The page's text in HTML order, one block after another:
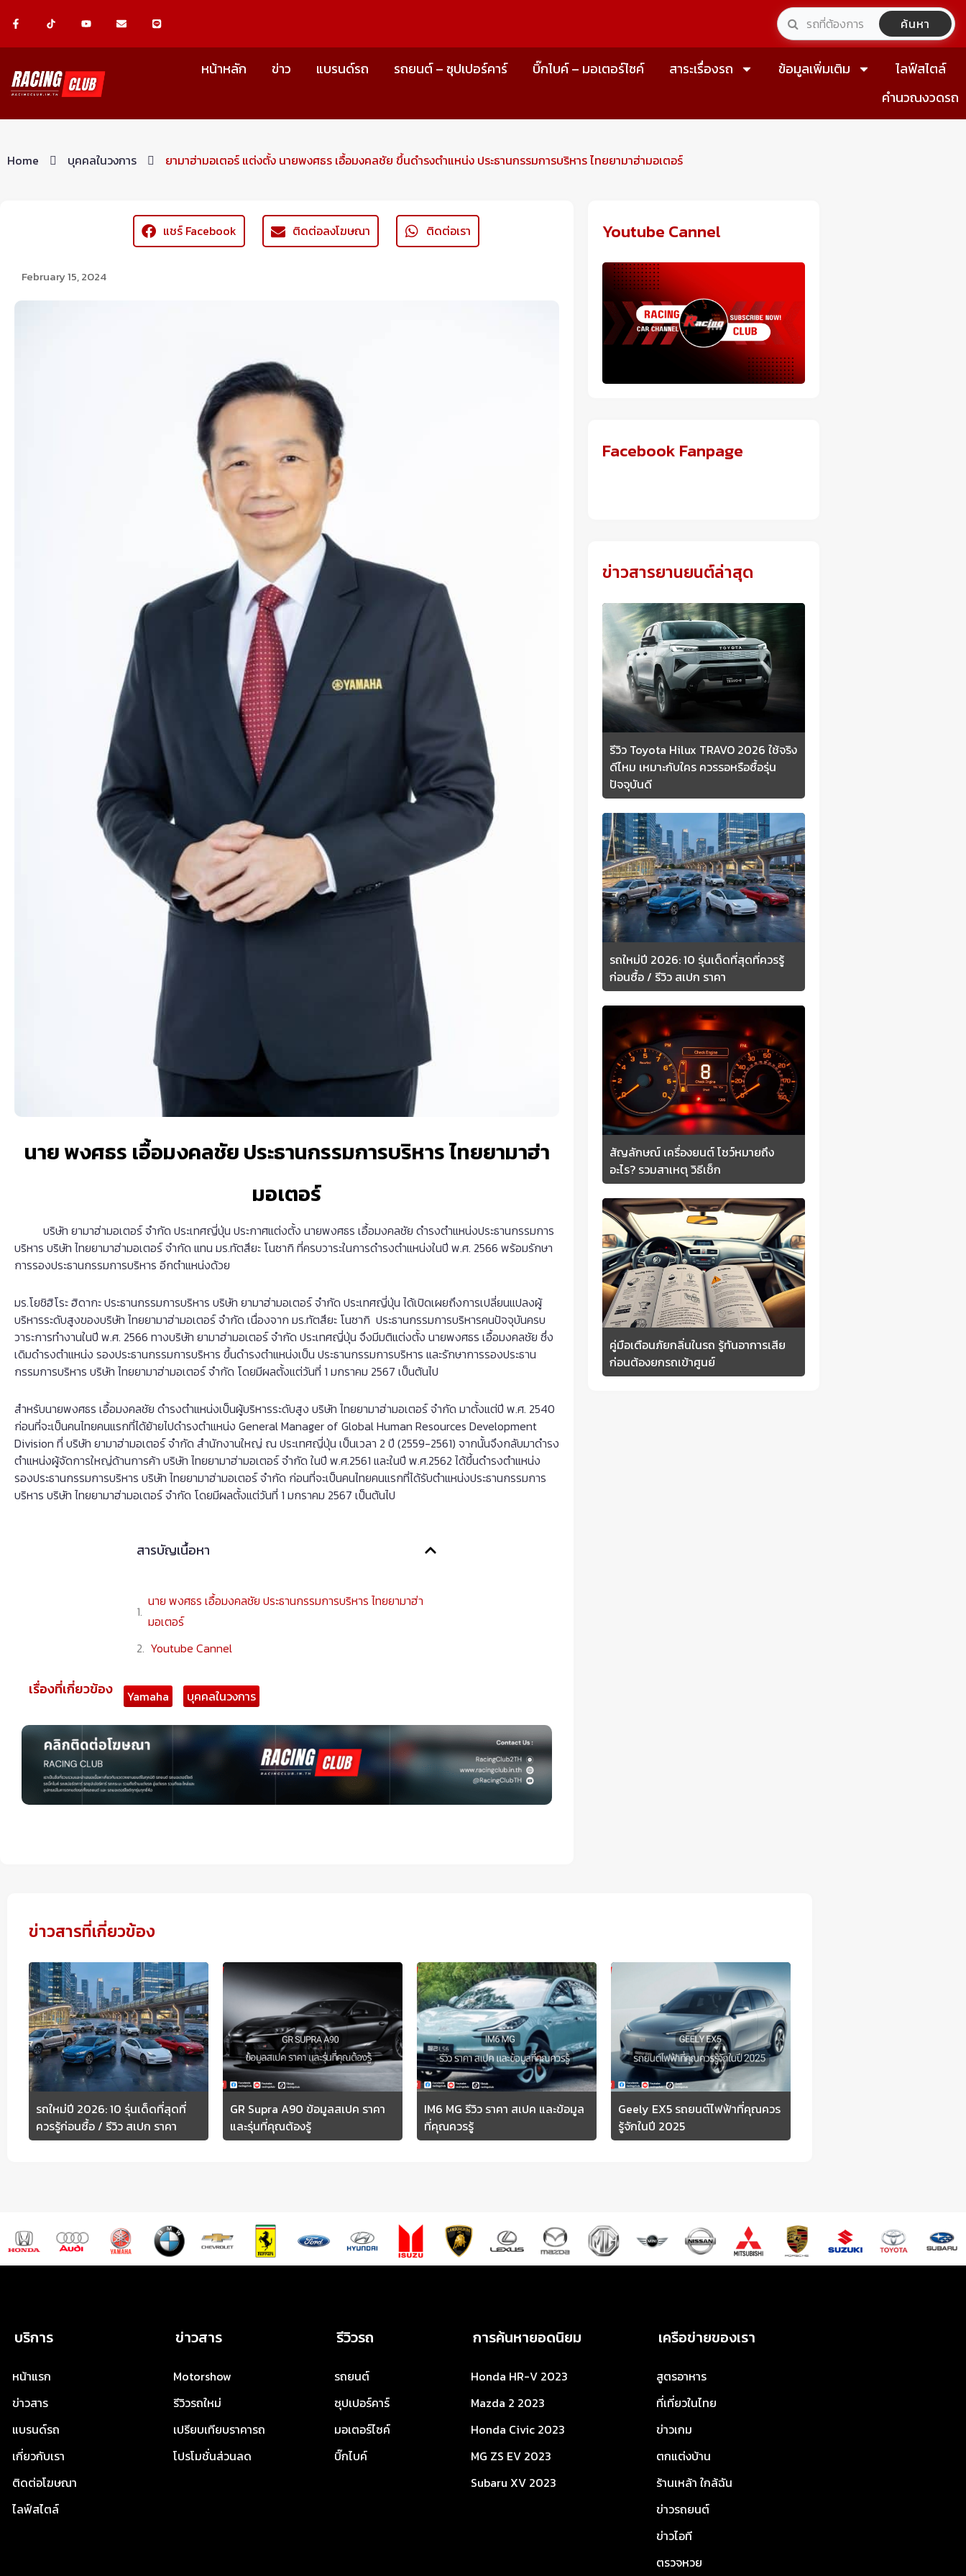
a
c
b
o
k
-
o
u
u
e
n
v
l
i
n ค้นหา
หน้าหลัก ข่าว แบรนด์รถ รถยนต์ – ซุปเปอร์คาร์ บิ๊กไบค์ – มอเตอร์ไซค์ สาระเรื่องรถ ข้อมูลเพิ่มเติม
ไลฟ์สไตล์
คำนวณงวดรถ
Home บุคคลในวงการ ยามาฮ่ามอเตอร์ แต่งตั้ง นายพงศธร เอื้อมงคลชัย ขึ้นดำรงตำแหน่ง ประธานกรรมการบริหาร ไทยยามาฮ่ามอเตอร์
แชร์ Facebook ติดต่อลงโฆษณา ติดต่อเรา
February 15, 2024
นาย พงศธร เอื้อมงคลชัย ประธานกรรมการบริหาร ไทยยามาฮ่า
มอเตอร์
บริษัท ยามาฮ่ามอเตอร์ จำกัด ประเทศญี่ปุ่น ประกาศแต่งตั้ง นายพงศธร เอื้อมงคลชัย ดำรงตำแหน่งประธานกรรมการ
บริหาร บริษัท ไทยยามาฮ่ามอเตอร์ จำกัด แทน มร.ทัตสึยะ โนซากิ ที่ครบวาระในการดำรงตำแหน่งในปี พ.ศ. 2566 พร้อมรักษา
การรองประธานกรรมการบริหาร อีกตำแหน่งด้วย
มร.โยชิฮิโระ ฮิดากะ ประธานกรรมการบริหาร บริษัท ยามาฮ่ามอเตอร์ จำกัด ประเทศญี่ปุ่น ได้เปิดเผยถึงการเปลี่ยนแปลงผู้
บริหารระดับสูงของบริษัท ไทยยามาฮ่ามอเตอร์ จำกัด เนื่องจาก มร.ทัตสึยะ โนซากิ ประธานกรรมการบริหารคนปัจจุบันครบ
วาระการทำงานในปี พ.ศ. 2566 ทางบริษัท ยามาฮ่ามอเตอร์ จำกัด ประเทศญี่ปุ่น จึงมีมติแต่งตั้ง นายพงศธร เอื้อมงคลชัย ซึ่ง
เดิมดำรงตำแหน่ง รองประธานกรรมการบริหาร ขึ้นดำรงตำแหน่งเป็น ประธานกรรมการบริหาร และรักษาการรองประธาน
กรรมการบริหาร บริษัท ไทยยามาฮ่ามอเตอร์ จำกัด โดยมีผลตั้งแต่วันที่ 1 มกราคม 2567 เป็นต้นไป
สำหรับนายพงศธร เอื้อมงคลชัย ดำรงตำแหน่งเป็นผู้บริหารระดับสูง บริษัท ไทยยามาฮ่ามอเตอร์ จำกัด มาตั้งแต่ปี พ.ศ. 2540
ก่อนที่จะเป็นคนไทยคนแรกที่ได้ย้ายไปดำรงตำแหน่ง General Manager of Global Human Resources Development
Division ที่ บริษัท ยามาฮ่ามอเตอร์ จำกัด สำนักงานใหญ่ ณ ประเทศญี่ปุ่น เป็นเวลา 2 ปี (2559-2561) จากนั้นจึงกลับมาดำรง
ตำแหน่งผู้จัดการใหญ่ด้านการค้า บริษัท ไทยยามาฮ่ามอเตอร์ จำกัด ในปี พ.ศ.2561 และในปี พ.ศ.2562 ได้ขึ้นดำรงตำแหน่ง
รองประธานกรรมการบริหาร บริษัท ไทยยามาฮ่ามอเตอร์ จำกัด ก่อนที่จะเป็นคนไทยคนแรกที่ได้รับตำแหน่งประธานกรรมการ
บริหาร บริษัท ไทยยามาฮ่ามอเตอร์ จำกัด โดยมีผลตั้งแต่วันที่ 1 มกราคม 2567 เป็นต้นไป
สารบัญเนื้อหา
นาย พงศธร เอื้อมงคลชัย ประธานกรรมการบริหาร ไทยยามาฮ่า
มอเตอร์
Youtube Cannel
ข่าวสารยานยนต์ล่าสุด
ข่าวสารที่เกี่ยวข้อง
เรื่องที่เกี่ยวข้อง Yamaha บุคคลในวงการ
Youtube Cannel
Facebook Fanpage
ข่าวสารยานยนต์ล่าสุด
รีวิว Toyota Hilux TRAVO 2026 ใช้จริง
ดีไหม เหมาะกับใคร ควรรอหรือซื้อรุ่น
ปัจจุบันดี
รถใหม่ปี 2026: 10 รุ่นเด็ดที่สุดที่ควรรู้
ก่อนซื้อ / รีวิว สเปก ราคา
สัญลักษณ์ เครื่องยนต์ โชว์หมายถึง
อะไร? รวมสาเหตุ วิธีเช็ก
คู่มือเตือนภัยกลิ่นในรถ รู้ทันอาการเสีย
ก่อนต้องยกรถเข้าศูนย์
ข่าวสารที่เกี่ยวข้อง
รถใหม่ปี 2026: 10 รุ่นเด็ดที่สุดที่
ควรรู้ก่อนซื้อ / รีวิว สเปก ราคา
GR Supra A90 ข้อมูลสเปค ราคา
และรุ่นที่คุณต้องรู้
IM6 MG รีวิว ราคา สเปค และข้อมูล
ที่คุณควรรู้
Geely EX5 รถยนต์ไฟฟ้าที่คุณควร
รู้จักในปี 2025
บริการ
หน้าแรก
ข่าวสาร
แบรนด์รถ
เกี่ยวกับเรา
ติดต่อโฆษณา
ไลฟ์สไตล์
ข่าวสาร
Motorshow
รีวิวรถใหม่
เปรียบเทียบราคารถ
โปรโมชั่นส่วนลด
รีวิวรถ
รถยนต์
ซุปเปอร์คาร์
มอเตอร์ไซค์
บิ๊กไบค์
การค้นหายอดนิยม
Honda HR-V 2023
Mazda 2 2023
Honda Civic 2023
MG ZS EV 2023
Subaru XV 2023
เครือข่ายของเรา
สูตรอาหาร
ที่เที่ยวในไทย
ข่าวเกม
ตกแต่งบ้าน
ร้านเหล้า ใกล้ฉัน
ข่าวรถยนต์
ข่าวไอที
ตรวจหวย